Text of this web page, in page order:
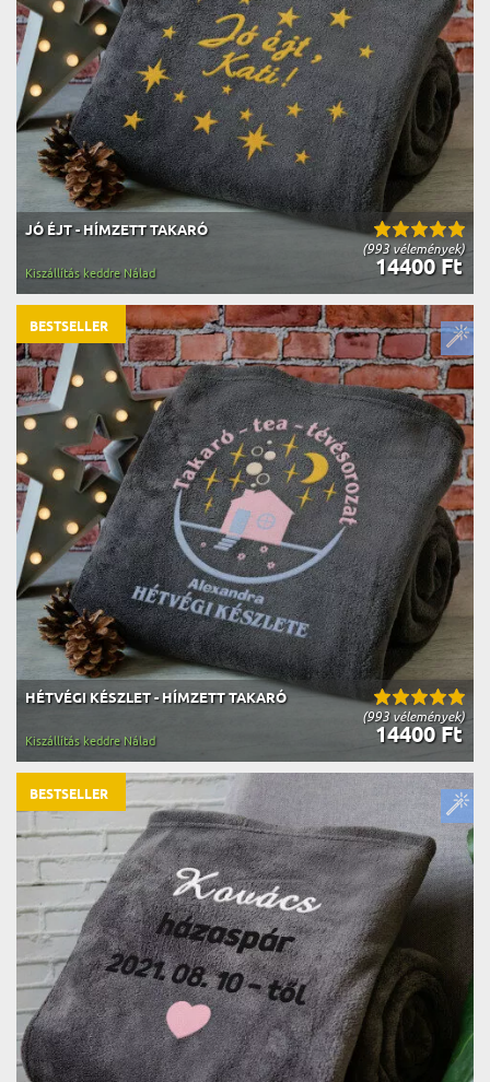
(993 vélemények)
JÓ ÉJT - HÍMZETT TAKARÓ
14400 Ft
Kiszállítás keddre Nálad
(993 vélemények)
HÉTVÉGI KÉSZLET - HÍMZETT TAKARÓ
14400 Ft
Kiszállítás keddre Nálad
BESTSELLER
BESTSELLER